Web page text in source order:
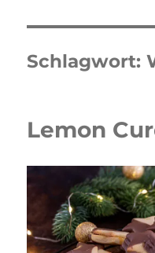
Schlagwort:
Lemon